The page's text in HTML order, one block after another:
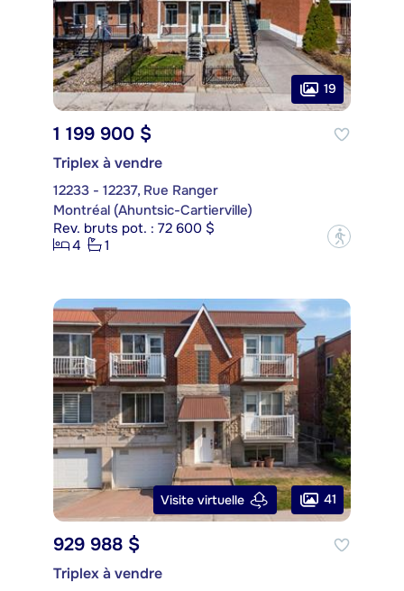
19
1 199 900 $
Triplex à vendre
12233 - 12237, Rue Ranger
Montréal (Ahuntsic-Cartierville)
Rev. bruts pot. : 72 600 $
4
1 ?
Visite virtuelle 41
929 988 $
Triplex à vendre